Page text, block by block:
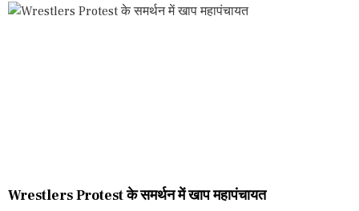
Wrestlers Protest के समर्थन में खाप महापंचायत